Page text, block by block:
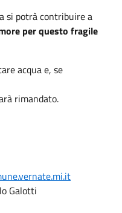
si potrà contribuire a
per questo fragile
acqua e, se
rimandato.
Galotti